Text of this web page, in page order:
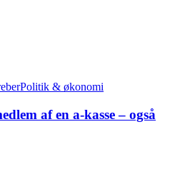
Politik & økonomi
af en a-kasse – også